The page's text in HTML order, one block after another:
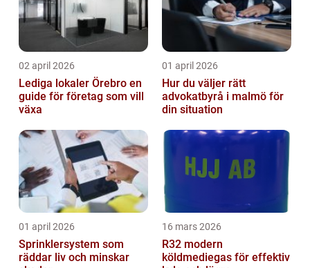
02 april 2026
Lediga lokaler Örebro en
guide för företag som vill
växa
01 april 2026
Hur du väljer rätt
advokatbyrå i malmö för
din situation
01 april 2026
Sprinklersystem som
räddar liv och minskar
16 mars 2026
R32 modern
köldmediegas för effektiv